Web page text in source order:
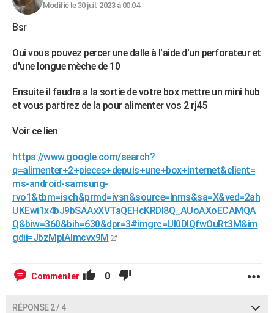
Modifié le 30 juil. 2023 à 00:04
Bsr
Oui vous pouvez percer une dalle à l'aide d'un perforateur et
d'une longue mèche de 10
Ensuite il faudra a la sortie de votre box mettre un mini hub
et vous partirez de la pour alimenter vos 2 rj45
Voir ce lien
https://www.google.com/search?
q=alimenter+2+pieces+depuis+une+box+internet&client=
ms-android-samsung-
rvo1&tbm=isch&prmd=ivsn&source=lnms&sa=X&ved=2ah
UKEwi1x4bJ9bSAAxXVTaQEHcKRDl8Q_AUoAXoECAMQA
Q&biw=360&bih=630&dpr=3#imgrc=Ul0DlQfwOuRt3M&im
gdii=JbzMpIAlmcvx9M
Commenter 0
RÉPONSE 2 / 4